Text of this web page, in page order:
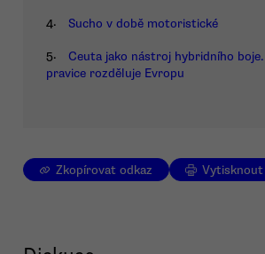
4. Sucho v době motoristické
5.
Ceuta jako nástroj hybridního
pravice rozděluje Evropu
Zkopírovat odkaz Vytisknout